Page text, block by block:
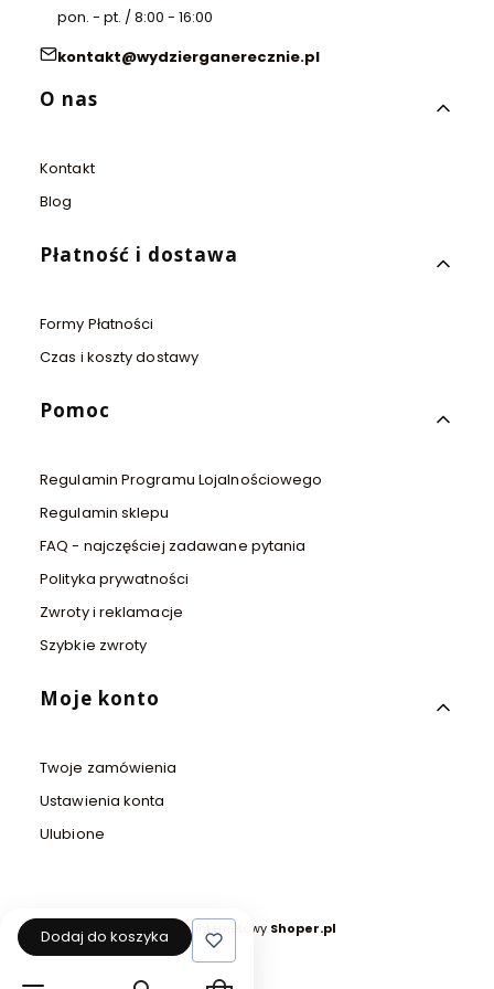
pon. - pt. / 8:00 - 16:00
kontakt@wydzierganerecznie.pl
Linki w stopce
O nas
Kontakt
Blog
Płatność i dostawa
Formy Płatności
Czas i koszty dostawy
Pomoc
Regulamin Programu Lojalnościowego
Regulamin sklepu
FAQ - najczęściej zadawane pytania
Polityka prywatności
Zwroty i reklamacje
Szybkie zwroty
Moje konto
Twoje zamówienia
Ustawienia konta
Ulubione
Sklep internetowy Shoper.pl
Dodaj do koszyka